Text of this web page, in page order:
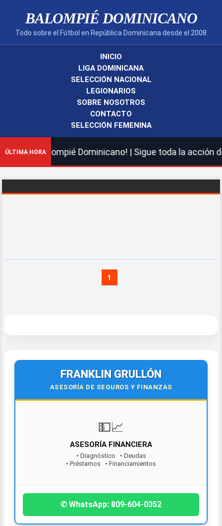
BALOMPIÉ DOMINICANO
Todo sobre el Fútbol en República Dominicana desde el 2008
INICIO
LIGA DOMINICANA
SELECCIÓN NACIONAL
LEGIONARIOS
SOBRE NOSOTROS
CONTACTO
SELECCIÓN FEMENINA
ÚLTIMA HORABalompié Dominicano! | Sigue toda la acción de
1
FRANKLIN GRULLÓN
ASESORÍA DE SEGUROS Y FINANZAS
💵📈
ASESORÍA FINANCIERA
• Diagnóstico • Deudas
• Préstamos • Financiamientos
¡Contáctanos hoy!
✆ WhatsApp: 809-604-0352